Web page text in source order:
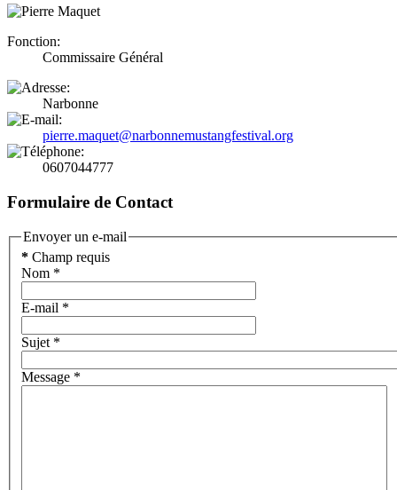
Fonction:
Commissaire Général
Narbonne
pierre.maquet@narbonnemustangfestival.org
0607044777
Formulaire de Contact
Envoyer un e-mail
* Champ requis
Nom *
E-mail *
Sujet*
Message *